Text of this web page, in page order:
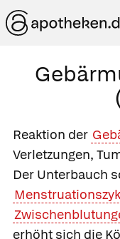
Reaktion der
Verletzungen,
Der Unterbauch
erhöht sich die